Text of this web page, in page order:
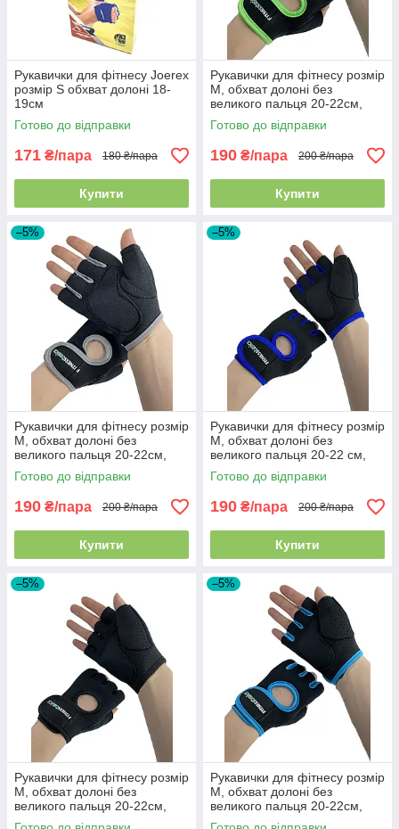
Рукавички для фітнесу Joerex
розмір S обхват долоні 18-
19см
Готово до відправки
171 ₴/пара 180 ₴/пара
Купити
Рукавички для фітнесу розмір
M, обхват долоні без
великого пальця 20-22см,
чорно-салатовий, BC-893
Готово до відправки
190 ₴/пара 200 ₴/пара
Купити
–5%
Рукавички для фітнесу розмір
M, обхват долоні без
великого пальця 20-22см,
чорно-сірий, BC-893
Готово до відправки
190 ₴/пара 200 ₴/пара
Купити
–5%
Рукавички для фітнесу розмір
M, обхват долоні без
великого пальця 20-22 см,
чорно-синій, BC-893
Готово до відправки
190 ₴/пара 200 ₴/пара
Купити
–5%
Рукавички для фітнесу розмір
M, обхват долоні без
великого пальця 20-22см,
чорні, BC-893
–5%
Рукавички для фітнесу розмір
M, обхват долоні без
великого пальця 20-22см,
Чорно - блакитний, BC-893